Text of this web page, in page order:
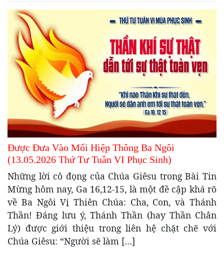
Được Đưa Vào Mối Hiệp Thông Ba Ngôi
(13.05.2026 Thứ Tư Tuần VI Phục Sinh)
Những lời cô đọng của Chúa Giêsu trong Bài Tin
Mừng hôm nay, Ga 16,12-15, là một đề cập khá rõ
về Ba Ngôi Vị Thiên Chúa: Cha, Con, và Thánh
Thần! Đáng lưu ý, Thánh Thần (hay Thần Chân
Lý) được giới thiệu trong liên hệ chặt chẽ với
Chúa Giêsu: “Người sẽ làm […]